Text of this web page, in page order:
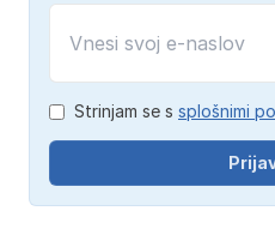
Strinjam se s splošnimi